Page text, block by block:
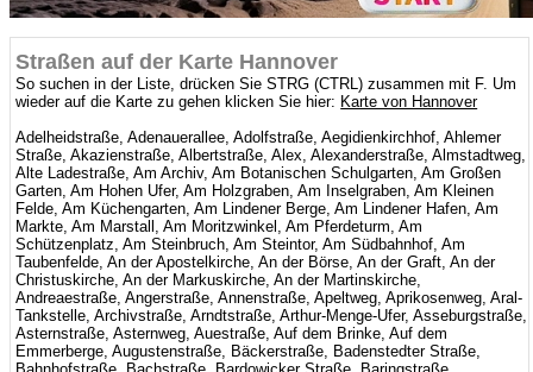
Straßen auf der Karte Hannover
So suchen in der Liste, drücken Sie STRG (CTRL) zusammen mit F. Um
wieder auf die Karte zu gehen klicken Sie hier: Karte von Hannover
Adelheidstraße, Adenauerallee, Adolfstraße, Aegidienkirchhof, Ahlemer
Straße, Akazienstraße, Albertstraße, Alex, Alexanderstraße, Almstadtweg,
Alte Ladestraße, Am Archiv, Am Botanischen Schulgarten, Am Großen
Garten, Am Hohen Ufer, Am Holzgraben, Am Inselgraben, Am Kleinen
Felde, Am Küchengarten, Am Lindener Berge, Am Lindener Hafen, Am
Markte, Am Marstall, Am Moritzwinkel, Am Pferdeturm, Am
Schützenplatz, Am Steinbruch, Am Steintor, Am Südbahnhof, Am
Taubenfelde, An der Apostelkirche, An der Börse, An der Graft, An der
Christuskirche, An der Markuskirche, An der Martinskirche,
Andreaestraße, Angerstraße, Annenstraße, Apeltweg, Aprikosenweg, Aral-
Tankstelle, Archivstraße, Arndtstraße, Arthur-Menge-Ufer, Asseburgstraße,
Asternstraße, Asternweg, Auestraße, Auf dem Brinke, Auf dem
Emmerberge, Augustenstraße, Bäckerstraße, Badenstedter Straße,